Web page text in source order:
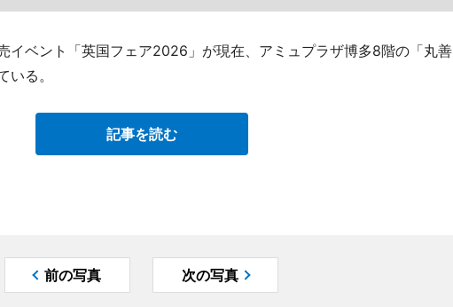
イベント「英国フェア2026」が現在、アミュプラザ博多8階の「丸善
る。
記事を読む
前の写真 次の写真